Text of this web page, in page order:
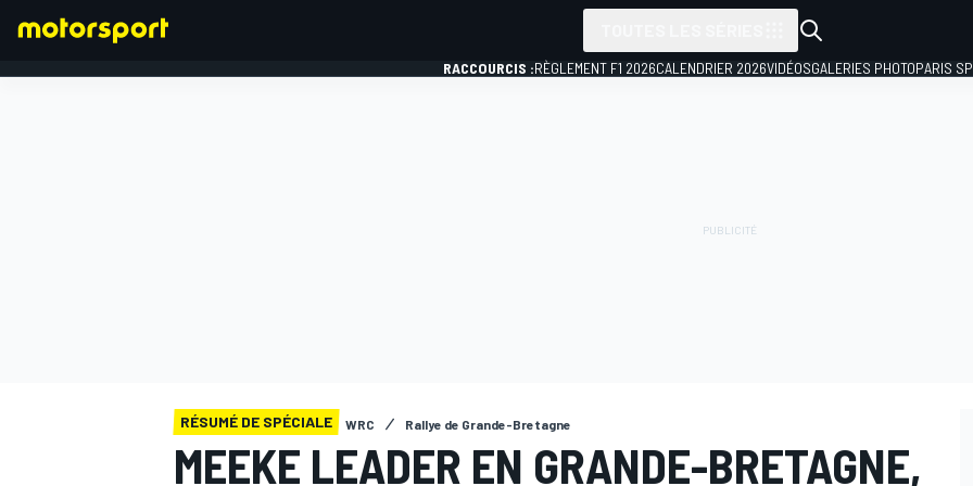
RACCOURCIS :RÈGLEMENT F1 2026CALENDRIER 2026VIDÉOSGALERIES PHOTOPARIS
RÉSUMÉ DE SPÉCIALE WRC Rallye de Grande-Bretagne
MEEKE LEADER EN GRANDE-BRETAGNE,